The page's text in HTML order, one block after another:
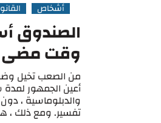
أشخاص
الصندوق
وقت مضى
من الصعب تخيل
أعين الجمهور
والدبلوماسية ،
تفسير. ومع ذلك ،